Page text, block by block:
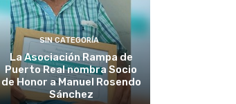
SIN CATEGORÍA
La Asociación Rampa de
Puerto Real nombra Socio
de Honor a Manuel Rosendo
Sánchez